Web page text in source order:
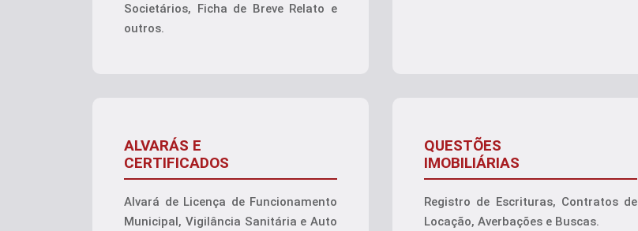
Societários, Ficha de Breve Relato e
outros.
ALVARÁS E
CERTIFICADOS
Alvará de Licença de Funcionamento
Municipal, Vigilância Sanitária e Auto
QUESTÕES
IMOBILIÁRIAS
Registro de Escrituras, Contratos de
Locação, Averbações e Buscas.